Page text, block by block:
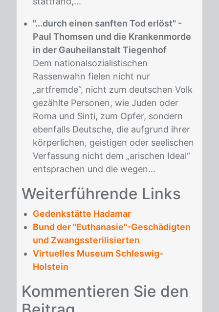
"...durch einen sanften Tod erlöst" -
Paul Thomsen und die Krankenmorde
in der Gauheilanstalt Tiegenhof
Dem nationalsozialistischen
Rassenwahn fielen nicht nur
„artfremde“, nicht zum deutschen Volk
gezählte Personen, wie Juden oder
Roma und Sinti, zum Opfer, sondern
ebenfalls Deutsche, die aufgrund ihrer
körperlichen, geistigen oder seelischen
Verfassung nicht dem „arischen Ideal“
entsprachen und die wegen...
Wei­ter­füh­ren­de Links
Gedenkstätte Hadamar
Bund der "Euthanasie"-Geschädigten
und Zwangssterilisierten
Virtuelles Museum Schleswig-
Holstein
Kom­men­tie­ren Sie den